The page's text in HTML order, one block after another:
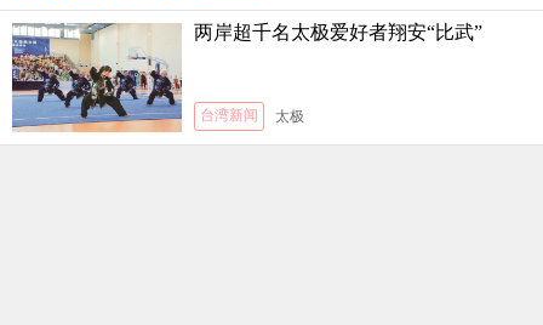
两岸超千名太极爱好者翔安“比武”
台湾新闻 太极